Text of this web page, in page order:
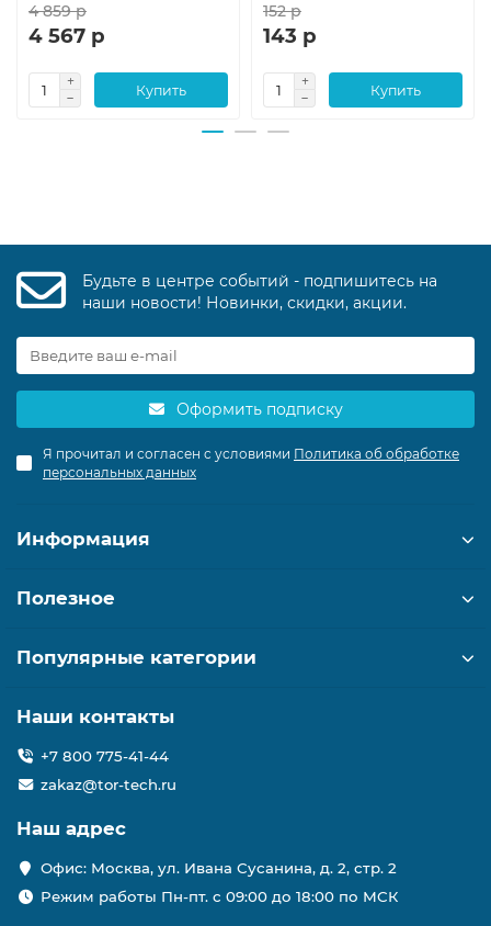
4 859 р
4 567 р
Купить
152 р
143 р
Купить
Будьте в центре событий - подпишитесь на
наши новости! Новинки, скидки, акции.
Оформить подписку
Я прочитал и согласен с условиями Политика об обработке
персональных данных
Информация
Полезное
Популярные категории
Наши контакты
+7 800 775-41-44
zakaz@tor-tech.ru
Наш адрес
Офис: Москва, ул. Ивана Сусанина, д. 2, стр. 2
Режим работы Пн-пт. с 09:00 до 18:00 по МСК